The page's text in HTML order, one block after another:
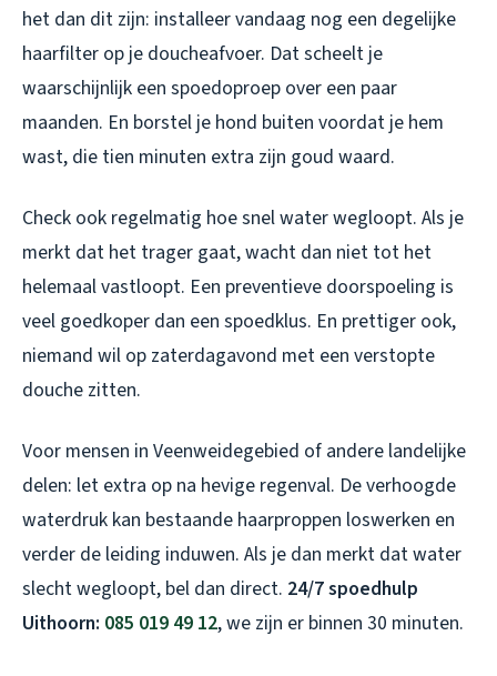
het dan dit zijn: installeer vandaag nog een degelijke
haarfilter op je doucheafvoer. Dat scheelt je
waarschijnlijk een spoedoproep over een paar
maanden. En borstel je hond buiten voordat je hem
wast, die tien minuten extra zijn goud waard.
Check ook regelmatig hoe snel water wegloopt. Als je
merkt dat het trager gaat, wacht dan niet tot het
helemaal vastloopt. Een preventieve doorspoeling is
veel goedkoper dan een spoedklus. En prettiger ook,
niemand wil op zaterdagavond met een verstopte
douche zitten.
Voor mensen in Veenweidegebied of andere landelijke
delen: let extra op na hevige regenval. De verhoogde
waterdruk kan bestaande haarproppen loswerken en
verder de leiding induwen. Als je dan merkt dat water
slecht wegloopt, bel dan direct. 24/7 spoedhulp
Uithoorn: 085 019 49 12, we zijn er binnen 30 minuten.